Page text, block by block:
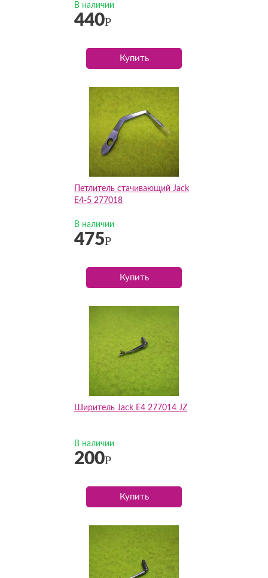
В наличии
440Р
Купить
Петлитель стачивающий Jack
E4-5 277018
В наличии
475Р
Купить
Ширитель Jack E4 277014 JZ
В наличии
200Р
Купить